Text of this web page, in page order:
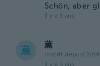
Schön, aber
il y a 3 ans
薫 薫
Inscrit depuis 2019